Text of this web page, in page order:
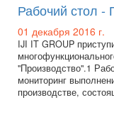
Рабочий стол -
01 декабря 2016 г.
IJI IT GROUP
"Производство".1
мониторинг
производстве,